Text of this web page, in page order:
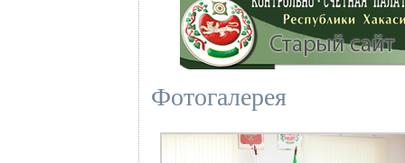
Фотогалерея